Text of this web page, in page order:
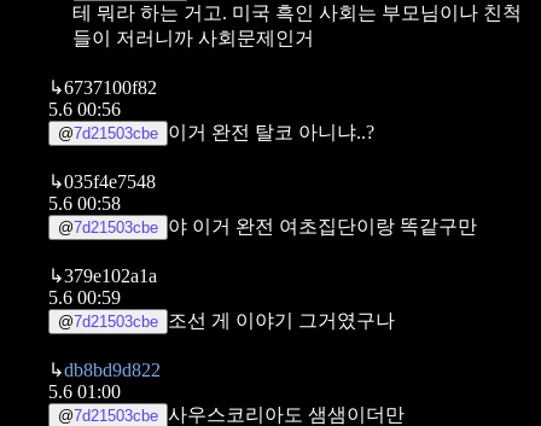
테 뭐라 하는 거고. 미국 흑인 사회는 부모님이나 친척
들이 저러니까 사회문제인거
↳6737100f82
5.6 00:56
@7d21503cbe 이거 완전 탈코 아니냐..?
↳035f4e7548
5.6 00:58
@7d21503cbe 야 이거 완전 여초집단이랑 똑같구만
↳379e102a1a
5.6 00:59
@7d21503cbe 조선 게 이야기 그거였구나
↳db8bd9d822
5.6 01:00
@7d21503cbe 사우스코리아도 샘샘이더만